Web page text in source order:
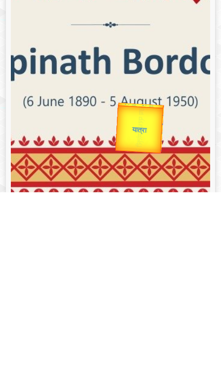
उप प्रधानमंत्री
Valentine's
उपराष्ट्रपति Gold Rate unTV Special